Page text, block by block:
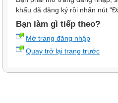
khẩu đã đăng ký rồi nhấn nút
Bạn làm gì tiếp theo?
Mở trang đăng nhập
Quay trở lại trang trước